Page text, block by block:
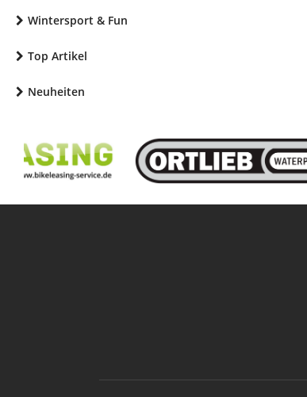
Wintersport & Fun
Top Artikel
Neuheiten